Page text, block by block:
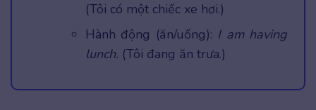
(Tôi có một chiếc xe hơi.)
Hành động (ăn/uống): I am having
lunch. (Tôi đang ăn trưa.)